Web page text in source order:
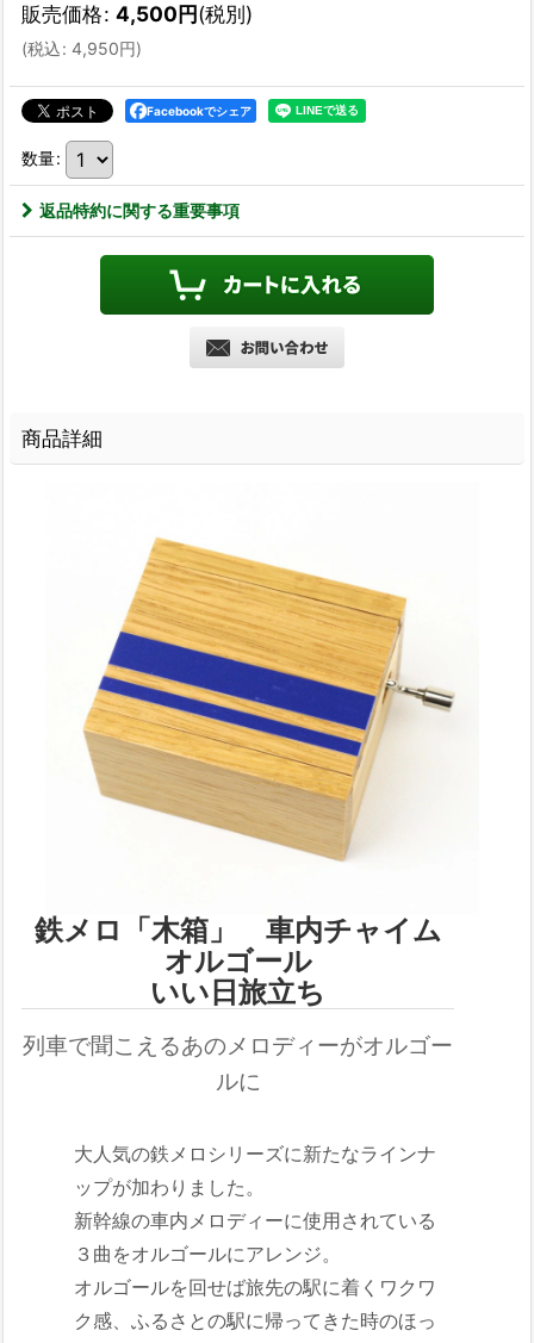
販売価格: 4,500円(税別)
(税込: 4,950円)
Facebookでシェア
数量:
返品特約に関する重要事項
商品詳細
鉄メロ「木箱」 車内チャイム
オルゴール
いい日旅立ち
列車で聞こえるあのメロディーがオルゴー
ルに
大人気の鉄メロシリーズに新たなラインナ
ップが加わりました。
新幹線の車内メロディーに使用されている
３曲をオルゴールにアレンジ。
オルゴールを回せば旅先の駅に着くワクワ
ク感、ふるさとの駅に帰ってきた時のほっ